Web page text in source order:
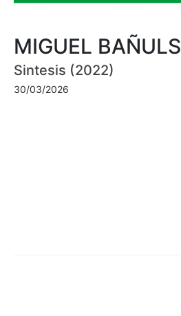
MIGUEL BAÑULS
Sintesis (2022)
30/03/2026